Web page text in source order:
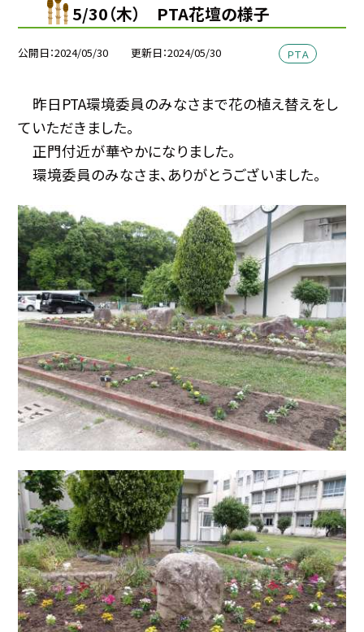
5/30（木） PTA花壇の様子
公開日 2024/05/30 更新日 2024/05/30 ＰＴＡ
昨日PTA環境委員のみなさまで花の植え替えをし
ていただきました。
正門付近が華やかになりました。
環境委員のみなさま、ありがとうございました。